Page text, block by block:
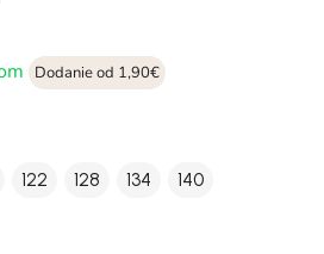
Dodanie od 1,90€
122 128 134 140